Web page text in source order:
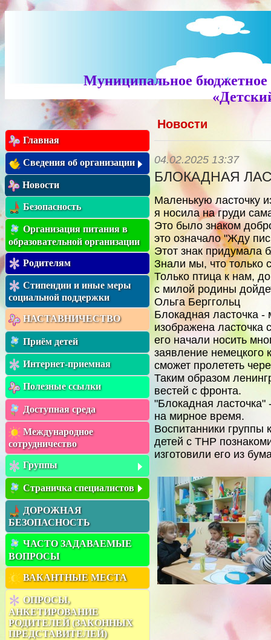
Муниципальное бюджетное
Главная
Сведения об организации
Новости
Безопасность
Организация питания в
образовательной организации
Родителям
Стипендии и иные меры
социальной поддержки
НАСТАВНИЧЕСТВО
Приём детей
Интернет-приемная
Полезные ссылки
Доступная среда
Международное
сотрудничество
Группы
Страничка специалистов
ДОРОЖНАЯ
БЕЗОПАСНОСТЬ
ЧАСТО ЗАДАВАЕМЫЕ
ВОПРОСЫ
ВАКАНТНЫЕ МЕСТА
ОПРОСЫ,
АНКЕТИРОВАНИЕ
РОДИТЕЛЕЙ (ЗАКОННЫХ
ПРЕДСТАВИТЕЛЕЙ)
Новости
04.02.2025 13:37
БЛОКАДНАЯ
Маленькую ласточку
я носила на груди
Это было знаком
это означало "Жду
Этот знак придумала
Знали мы, что только
Только птица к нам,
с милой родины
Ольга Берггольц
Блокадная ласточка -
изображена ласточка
его начали носить
заявление
сможет пролететь
Таким образом
вестей с фронта.
"Блокадная
на мирное время.
Воспитанники
детей с ТНР
изготовили его из